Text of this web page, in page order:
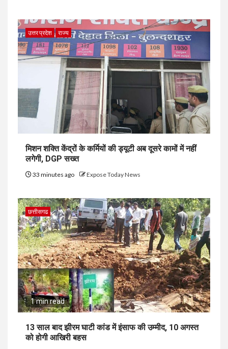
उत्तर प्रदेश राज्य
मिशन शक्ति केंद्रों के कर्मियों की ड्यूटी अब दूसरे कामों में नहीं
लगेगी, DGP सख्त
33 minutes ago Expose Today News
छत्तीसगढ
1 min read
13 साल बाद झीरम घाटी कांड में इंसाफ की उम्मीद, 10 अगस्त
को होगी आखिरी बहस